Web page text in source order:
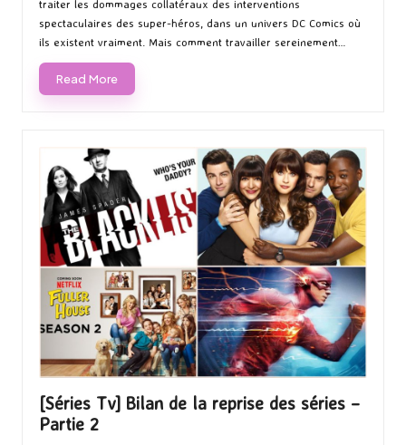
traiter les dommages collatéraux des interventions
spectaculaires des super-héros, dans un univers DC Comics où
ils existent vraiment. Mais comment travailler sereinement…
Read More
[Séries Tv] Bilan de la reprise des séries –
Partie 2